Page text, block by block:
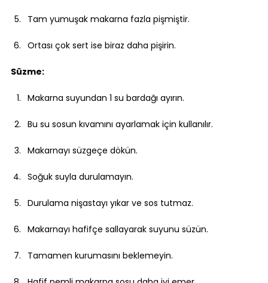
Tam yumuşak makarna fazla pişmiştir.
Ortası çok sert ise biraz daha pişirin.
Süzme:
Makarna suyundan 1 su bardağı ayırın.
Bu su sosun kıvamını ayarlamak için kullanılır.
Makarnayı süzgeçe dökün.
Soğuk suyla durulamayın.
Durulama nişastayı yıkar ve sos tutmaz.
Makarnayı hafifçe sallayarak suyunu süzün.
Tamamen kurumasını beklemeyin.